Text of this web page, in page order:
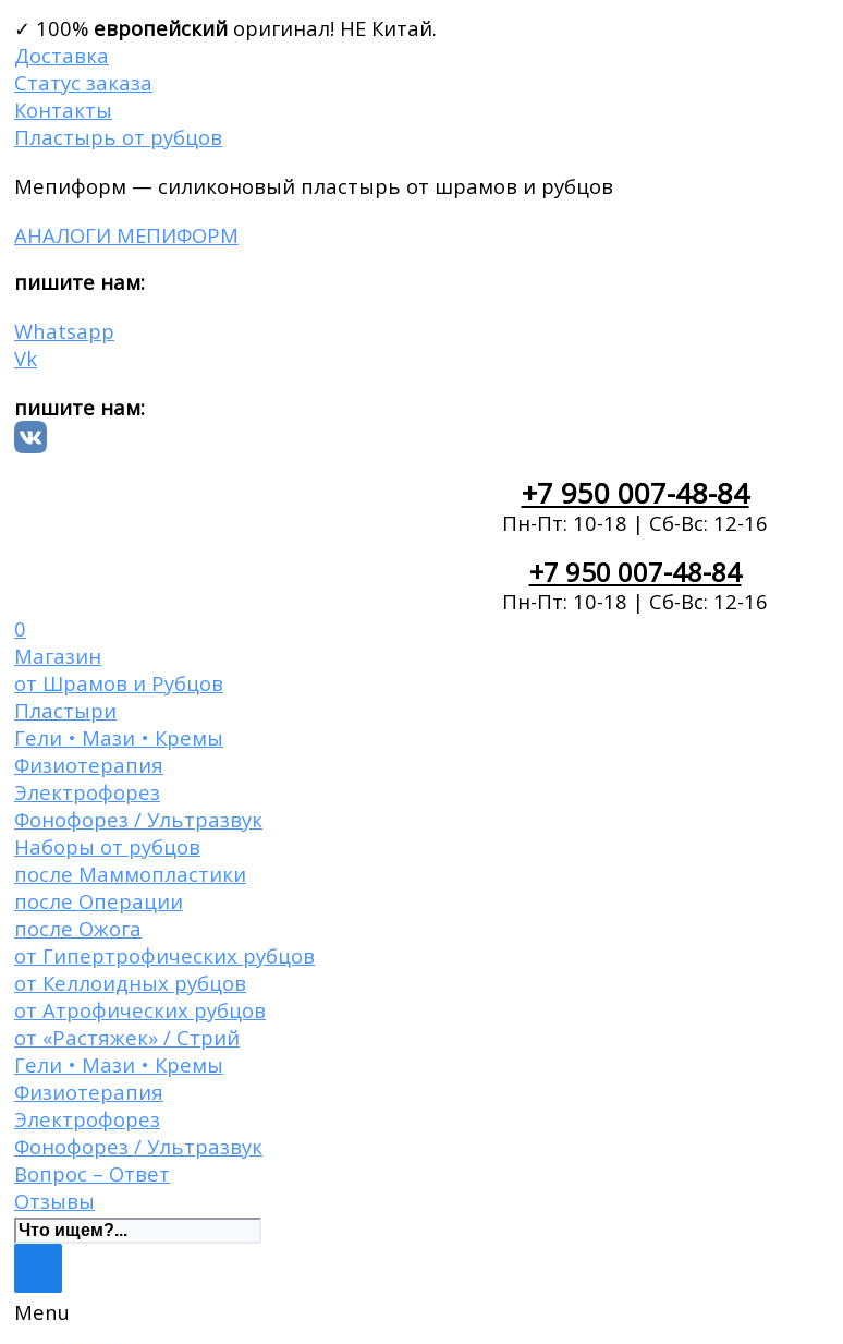
✓ 100% европейский оригинал! НЕ Китай.
Доставка
Статус заказа
Контакты
Пластырь от рубцов
Мепиформ — силиконовый пластырь от шрамов и рубцов
АНАЛОГИ МЕПИФОРМ
пишите нам:
Whatsapp
Vk
пишите нам:
+7 950 007-48-84
Пн-Пт: 10-18 | Сб-Вс: 12-16
+7 950 007-48-84
Пн-Пт: 10-18 | Сб-Вс: 12-16
0
Магазин
от Шрамов и Рубцов
Пластыри
Гели • Мази • Кремы
Физиотерапия
Электрофорез
Фонофорез / Ультразвук
Наборы от рубцов
после Маммопластики
после Операции
после Ожога
от Гипертрофических рубцов
от Келлоидных рубцов
от Атрофических рубцов
от «Растяжек» / Стрий
Гели • Мази • Кремы
Физиотерапия
Электрофорез
Фонофорез / Ультразвук
Вопрос – Ответ
Отзывы
Menu